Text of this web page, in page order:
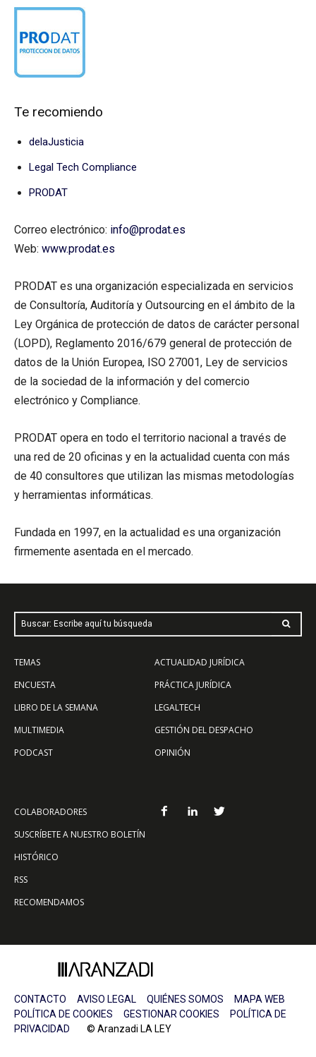
Te recomiendo
delaJusticia
Legal Tech Compliance
PRODAT
Correo electrónico: info@prodat.es
Web: www.prodat.es
PRODAT es una organización especializada en servicios
de Consultoría, Auditoría y Outsourcing en el ámbito de la
Ley Orgánica de protección de datos de carácter personal
(LOPD), Reglamento 2016/679 general de protección de
datos de la Unión Europea, ISO 27001, Ley de servicios
de la sociedad de la información y del comercio
electrónico y Compliance.
PRODAT opera en todo el territorio nacional a través de
una red de 20 oficinas y en la actualidad cuenta con más
de 40 consultores que utilizan las mismas metodologías
y herramientas informáticas.
Fundada en 1997, en la actualidad es una organización
firmemente asentada en el mercado.
Buscar: Escribe aquí tu búsqueda
TEMAS
ENCUESTA
LIBRO DE LA SEMANA
MULTIMEDIA
PODCAST
ACTUALIDAD JURÍDICA
PRÁCTICA JURÍDICA
LEGALTECH
GESTIÓN DEL DESPACHO
OPINIÓN
COLABORADORES
SUSCRÍBETE A NUESTRO BOLETÍN
HISTÓRICO
RSS
RECOMENDAMOS
CONTACTO AVISO LEGAL QUIÉNES SOMOS
MAPA WEB
POLÍTICA DE COOKIES
GESTIONAR COOKIES
POLÍTICA DE
PRIVACIDAD © Aranzadi LA LEY